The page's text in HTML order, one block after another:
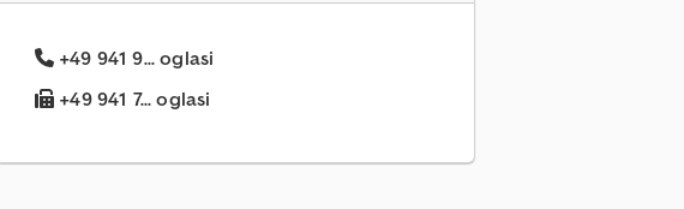
+49 941 9... oglasi
+49 941 7... oglasi